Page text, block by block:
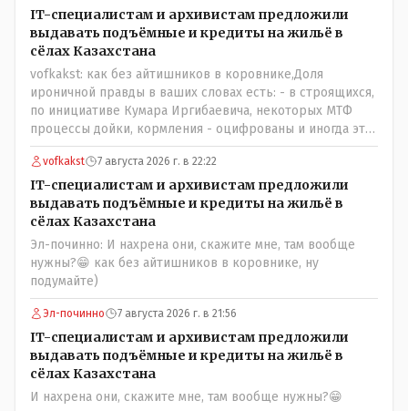
IT-специалистам и архивистам предложили
выдавать подъёмные и кредиты на жильё в
сёлах Казахстана
vofkakst: как без айтишников в коровнике,Доля
ироничной правды в ваших словах есть: - в строящихся,
по инициативе Кумара Иргибаевича, некоторых МТФ
процессы дойки, кормления - оцифрованы и иногда эти
программы дают сбой - и тогда они нужны, хотя я
насколько в курсе своей комьютерной безграмотности
- все эти вопросы можно решать и устранять эти сбои и
удалённо - лёжа на диване, в городе. Но, этих
современных и оцифрованных МТФ критично мало для
массового переезда лохматых и обкуренных молодых
ребят из города в село, да и те МТФ я по опыту
подозреваю, скоро перейдут на обслуживание с
помошью кувалды, китайского скотча, алюминевой
проволоки и русского мата. Вот где работать в селе
именно АРХИВАРИУСАМ - понятие не имею- допустим
все мои архивы по работе и по семейной жизни -
помещаются в одну дешёвую китайскую флешку
Впрочем, не надо гадать: - это замутили УМНЫЕ люди
vofkakst 7 августа 2026 г. в 22:22
IT-специалистам и архивистам предложили
выдавать подъёмные и кредиты на жильё в
сёлах Казахстана
Эл-починно: И нахрена они, скажите мне, там вообще
нужны?😁 как без айтишников в коровнике, ну
подумайте)
Эл-починно 7 августа 2026 г. в 21:56
IT-специалистам и архивистам предложили
выдавать подъёмные и кредиты на жильё в
сёлах Казахстана
И нахрена они, скажите мне, там вообще нужны?😁